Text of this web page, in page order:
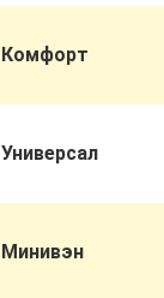
Комфорт
Универсал
Минивэн